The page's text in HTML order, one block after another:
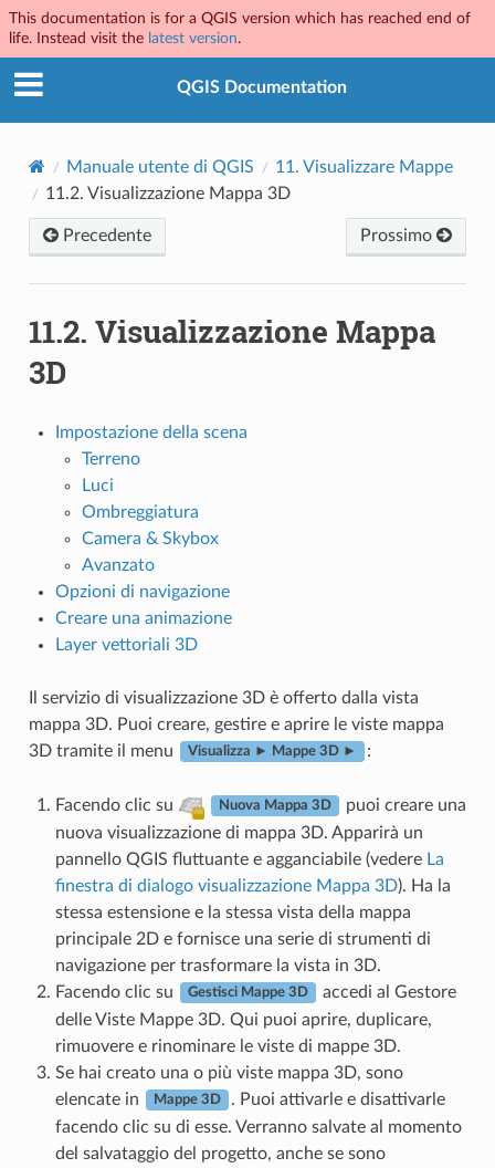
This documentation is for a QGIS version which has reached end of
life. Instead visit the latest version.
QGIS Documentation
Manuale utente di QGIS 11. Visualizzare Mappe
11.2. Visualizzazione Mappa 3D
Precedente Prossimo
11.2. Visualizzazione Mappa
3D
Impostazione della scena
Terreno
Luci
Ombreggiatura
Camera & Skybox
Avanzato
Opzioni di navigazione
Creare una animazione
Layer vettoriali 3D
Il servizio di visualizzazione 3D è offerto dalla vista
mappa 3D. Puoi creare, gestire e aprire le viste mappa
3D tramite il menu
Visualizza ► Mappe 3D ► :
Facendo clic su Nuova Mappa 3D
puoi creare una
nuova visualizzazione di mappa 3D. Apparirà un
pannello QGIS fluttuante e agganciabile (vedere La
finestra di dialogo visualizzazione Mappa 3D). Ha la
stessa estensione e la stessa vista della mappa
principale 2D e fornisce una serie di strumenti di
navigazione per trasformare la vista in 3D.
Facendo clic su
Gestisci Mappe 3D
accedi al Gestore
delle Viste Mappe 3D. Qui puoi aprire, duplicare,
rimuovere e rinominare le viste di mappe 3D.
Se hai creato una o più viste mappa 3D, sono
elencate in
Mappe 3D
. Puoi attivarle e disattivarle
facendo clic su di esse. Verranno salvate al momento
del salvataggio del progetto, anche se sono